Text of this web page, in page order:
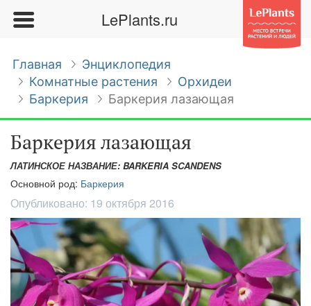
LePlants.ru
Главная
Энциклопедия
Комнатные растения
Орхидеи
Баркерия
Баркерия лазающая
Баркерия лазающая
ЛАТИНСКОЕ НАЗВАНИЕ: BARKERIA SCANDENS
Основной род: Баркерия
Опубликовано: 19 октября 2016